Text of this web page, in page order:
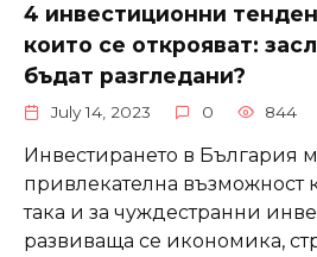
4 инвестиционни
които се открояват:
бъдат разгледани?
July 14, 2023 0 844
Инвестирането в България
привлекателна възможност
така и за чуждестранни
развиваща се икономика,